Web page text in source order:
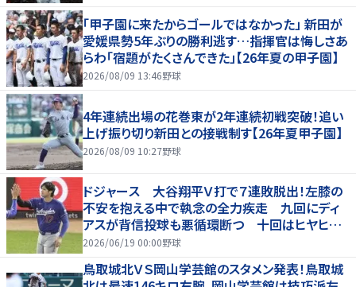
「甲子園に来たからゴールではなかった」 新田が
愛媛県勢5年ぶりの勝利逃す…指揮官は悔しさあ
らわ「宿題がたくさんできた」【26年夏の甲子園】
2026/08/09 13:46野球
4年連続出場の花巻東が2年連続初戦突破！追い
上げ振り切り新田との接戦制す【26年夏甲子園】
2026/08/09 10:27野球
ドジャース 大谷翔平Ｖ打で７連敗脱出！左膝の
不安を抱える中で執念の全力疾走 九回にディ
アスが背信投球も悪循環断つ 十回はヒヤヒヤ
もリード守る
2026/06/19 00:00野球
鳥取城北ＶＳ岡山学芸館のスタメン発表！鳥取城